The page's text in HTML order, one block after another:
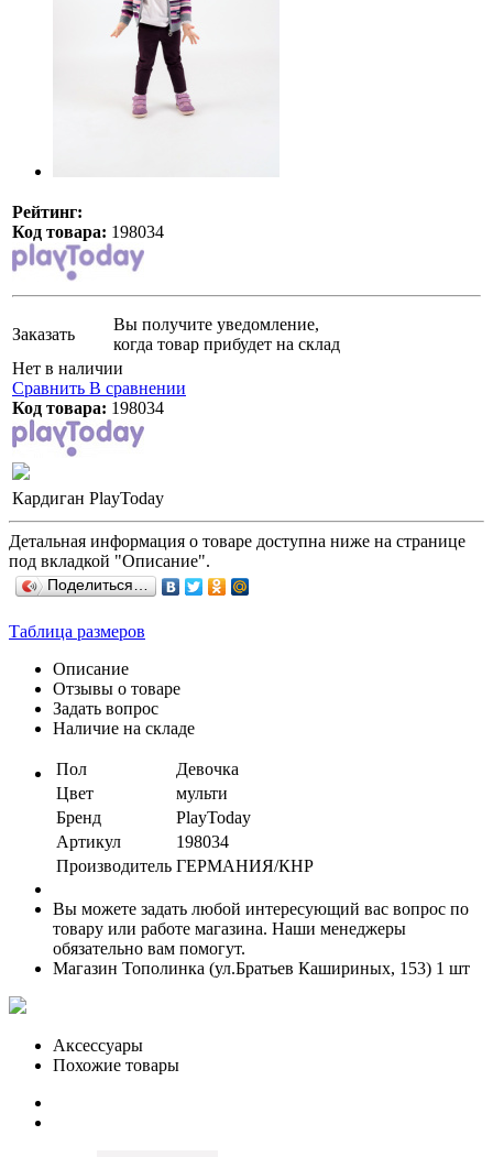
Рейтинг:
Код товара: 198034
Заказать
Вы получите уведомление,
когда товар прибудет на склад
Нет в наличии
Сравнить В сравнении
Код товара: 198034
Кардиган PlayToday
Детальная информация о товаре доступна ниже на странице
под вкладкой "Описание".
Поделиться…
Таблица размеров
Описание
Отзывы о товаре
Задать вопрос
Наличие на складе
Пол
Девочка
Цвет
мульти
Бренд
PlayToday
Артикул
198034
Производитель ГЕРМАНИЯ/КНР
Вы можете задать любой интересующий вас вопрос по
товару или работе магазина. Наши менеджеры
обязательно вам помогут.
Магазин Тополинка (ул.Братьев Кашириных, 153) 1 шт
Аксессуары
Похожие товары